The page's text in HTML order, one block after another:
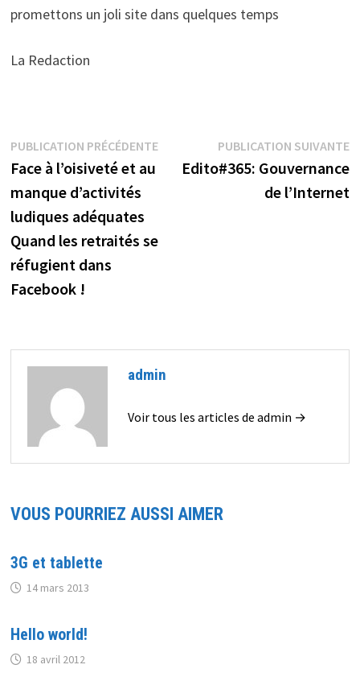
promettons un joli site dans quelques temps
La Redaction
Navigation
de
l’article
PUBLICATION PRÉCÉDENTEPublication
précédente :
Face à l’oisiveté et au
manque d’activités
ludiques adéquates
Quand les retraités se
réfugient dans
Facebook !
PUBLICATION SUIVANTE
Edito#365: Gouvernance
de l’Internet
admin
Voir tous les articles de admin →
VOUS POURRIEZ AUSSI AIMER
3G et tablette
14 mars 2013
Hello world!
18 avril 2012